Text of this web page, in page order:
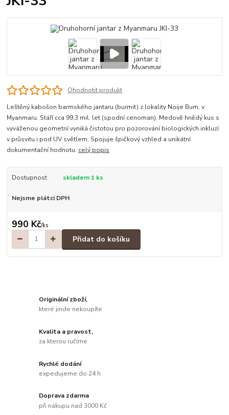
Ohodnotit produkt
Leštěný kabošon barmského jantaru (burmit) z lokality Noije Bum, v
Myanmaru. Stáří cca 99,3 mil. let (spodní cenoman). Medově hnědý kus s
vyváženou geometrií vyniká čistotou pro pozorování biologických inkluzí
v průsvitu i pod UV světlem. Spojuje špičkový vzhled a unikátní
dokumentační hodnotu. celý popis
Dostupnost skladem 1 ks
Nejsme plátci DPH
990 Kč/ks
Přidat do košíku
Originální zboží,
které jinde nekoupíte
Kvalita a pravost,
za kterou ručíme
Rychlé dodání
expedujeme do 24 h
Doprava zdarma
při nákupu nad 3000 Kč